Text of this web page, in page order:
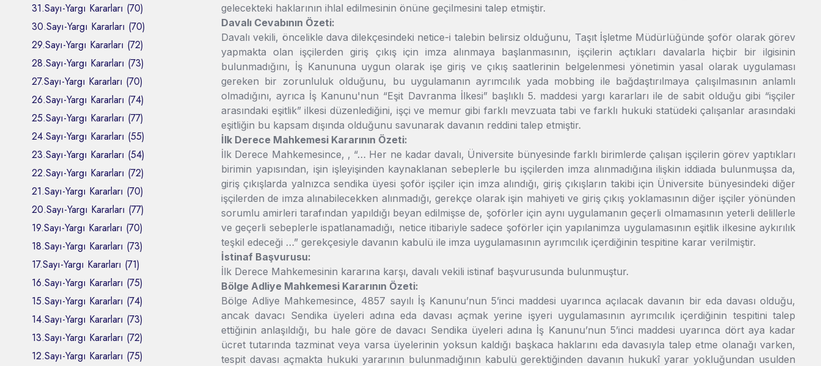
31.Sayı-Yargı Kararları (70)
30.Sayı-Yargı Kararları (70)
29.Sayı-Yargı Kararları (72)
28.Sayı-Yargı Kararları (73)
27.Sayı-Yargı Kararları (70)
26.Sayı-Yargı Kararları (74)
25.Sayı-Yargı Kararları (77)
24.Sayı-Yargı Kararları (55)
23.Sayı-Yargı Kararları (54)
22.Sayı-Yargı Kararları (72)
21.Sayı-Yargı Kararları (70)
20.Sayı-Yargı Kararları (77)
19.Sayı-Yargı Kararları (70)
18.Sayı-Yargı Kararları (73)
17.Sayı-Yargı Kararları (71)
16.Sayı-Yargı Kararları (75)
15.Sayı-Yargı Kararları (74)
14.Sayı-Yargı Kararları (73)
13.Sayı-Yargı Kararları (72)
12.Sayı-Yargı Kararları (75)
gelecekteki haklarının ihlal edilmesinin önüne geçilmesini talep etmiştir.
Davalı Cevabının Özeti:
Davalı vekili, öncelikle dava dilekçesindeki netice-i talebin belirsiz olduğunu, Taşıt İşletme Müdürlüğünde şoför olarak görev
yapmakta olan işçilerden giriş çıkış için imza alınmaya başlanmasının, işçilerin açtıkları davalarla hiçbir bir ilgisinin
bulunmadığını, İş Kanununa uygun olarak işe giriş ve çıkış saatlerinin belgelenmesi yönetimin yasal olarak uygulaması
gereken bir zorunluluk olduğunu, bu uygulamanın ayrımcılık yada mobbing ile bağdaştırılmaya çalışılmasının anlamlı
olmadığını, ayrıca İş Kanunu'nun “Eşit Davranma İlkesi” başlıklı 5. maddesi yargı kararları ile de sabit olduğu gibi “işçiler
arasındaki eşitlik” ilkesi düzenlediğini, işçi ve memur gibi farklı mevzuata tabi ve farklı hukuki statüdeki çalışanlar arasındaki
eşitliğin bu kapsam dışında olduğunu savunarak davanın reddini talep etmiştir.
İlk Derece Mahkemesi Kararının Özeti:
İlk Derece Mahkemesince, , “… Her ne kadar davalı, Üniversite bünyesinde farklı birimlerde çalışan işçilerin görev yaptıkları
birimin yapısından, işin işleyişinden kaynaklanan sebeplerle bu işçilerden imza alınmadığına ilişkin iddiada bulunmuşsa da,
giriş çıkışlarda yalnızca sendika üyesi şoför işçiler için imza alındığı, giriş çıkışların takibi için Üniversite bünyesindeki diğer
işçilerden de imza alınabilecekken alınmadığı, gerekçe olarak işin mahiyeti ve giriş çıkış yoklamasının diğer işçiler yönünden
sorumlu amirleri tarafından yapıldığı beyan edilmişse de, şoförler için aynı uygulamanın geçerli olmamasının yeterli delillerle
ve geçerli sebeplerle ispatlanamadığı, netice itibariyle sadece şoförler için yapılanimza uygulamasının eşitlik ilkesine aykırılık
teşkil edeceği …” gerekçesiyle davanın kabulü ile imza uygulamasının ayrımcılık içerdiğinin tespitine karar verilmiştir.
İstinaf Başvurusu:
İlk Derece Mahkemesinin kararına karşı, davalı vekili istinaf başvurusunda bulunmuştur.
Bölge Adliye Mahkemesi Kararının Özeti:
Bölge Adliye Mahkemesince, 4857 sayılı İş Kanunu’nun 5’inci maddesi uyarınca açılacak davanın bir eda davası olduğu,
ancak davacı Sendika üyeleri adına eda davası açmak yerine işyeri uygulamasının ayrımcılık içerdiğinin tespitini talep
ettiğinin anlaşıldığı, bu hale göre de davacı Sendika üyeleri adına İş Kanunu’nun 5’inci maddesi uyarınca dört aya kadar
ücret tutarında tazminat veya varsa üyelerinin yoksun kaldığı başkaca haklarını eda davasıyla talep etme olanağı varken,
tespit davası açmakta hukuki yararının bulunmadığının kabulü gerektiğinden davanın hukukî yarar yokluğundan usulden